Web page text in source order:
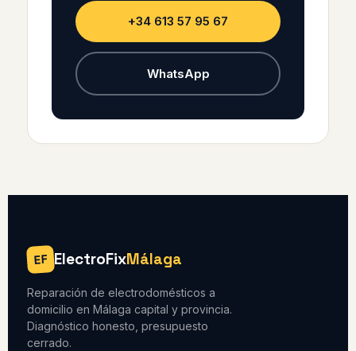
+34 613 57 95 67
WhatsApp
EF ElectroFixMálaga
Reparación de electrodomésticos a
domicilio en Málaga capital y provincia.
Diagnóstico honesto, presupuesto
cerrado.